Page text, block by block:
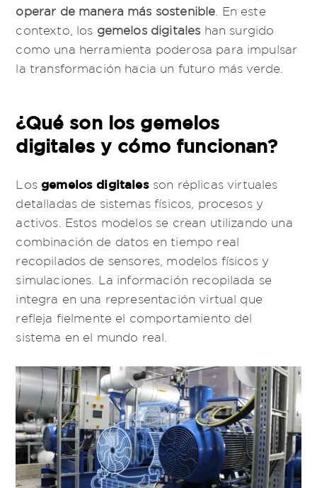
operar de manera más sostenible . En este
contexto, los gemelos digitales han surgido
como una herramienta poderosa para impulsar
la transformación hacia un futuro más verde.
¿Qué son los gemelos
digitales y cómo funcionan?
Los gemelos digitales son réplicas virtuales
detalladas de sistemas físicos, procesos y
activos. Estos modelos se crean utilizando una
combinación de datos en tiempo real
recopilados de sensores, modelos físicos y
simulaciones. La información recopilada se
integra en una representación virtual que
refleja fielmente el comportamiento del
sistema en el mundo real.